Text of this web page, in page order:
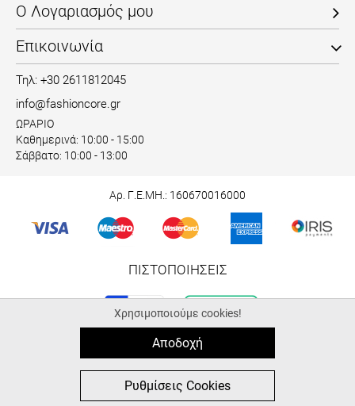
Ο Λογαριασμός μου
Επικοινωνία
Τηλ: +30 2611812045
info@fashioncore.gr
ΩΡΑΡΙΟ
Καθημερινά: 10:00 - 15:00
Σάββατο: 10:00 - 13:00
Αρ. Γ.Ε.ΜΗ.: 160670016000
ΠΙΣΤΟΠΟΙΗΣΕΙΣ
© 2026 fashioncore.gr
ALL-IN-ONE eCommerce Business Development by Plushost.gr
Χρησιμοποιούμε cookies!
Αποδοχή
Ρυθμίσεις Cookies